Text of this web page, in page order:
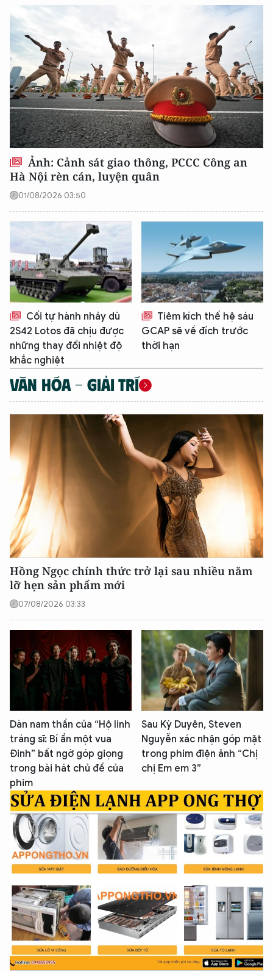
Ảnh: Cảnh sát giao thông, PCCC Công an
Hà Nội rèn cán, luyện quân
01/08/2026 03:50
Cối tự hành nhảy dù
2S42 Lotos đã chịu được
những thay đổi nhiệt độ
khắc nghiệt
Tiêm kích thế hệ sáu
GCAP sẽ về đích trước
thời hạn
VĂN HÓA - GIẢI TRÍ
Hồng Ngọc chính thức trở lại sau nhiều năm
lỡ hẹn sản phẩm mới
07/08/2026 03:33
Dàn nam thần của “Hộ linh
tráng sĩ: Bí ẩn một vua
Đinh” bất ngờ góp giọng
trong bài hát chủ đề của
phim
Sau Kỳ Duyên, Steven
Nguyễn xác nhận góp mặt
trong phim điện ảnh “Chị
chị Em em 3”